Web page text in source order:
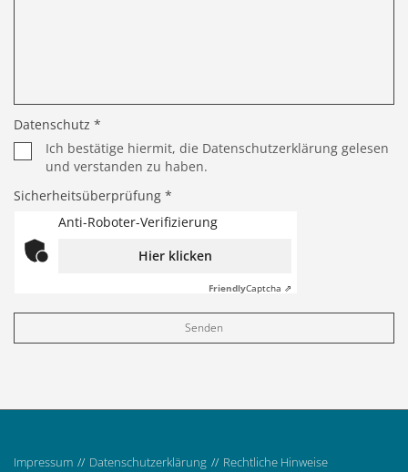
Datenschutz *
Ich bestätige hiermit, die Datenschutzerklärung gelesen
und verstanden zu haben.
Sicherheitsüberprüfung *
Anti-Roboter-Verifizierung
Hier klicken
FriendlyCaptcha ⇗
Impressum Datenschutzerklärung Rechtliche Hinweise